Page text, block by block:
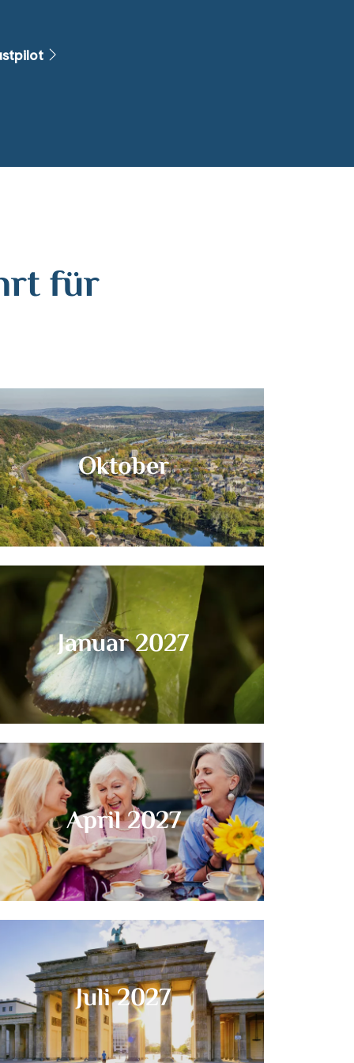
für
Oktober
Januar 2027
April 2027
Juli 2027